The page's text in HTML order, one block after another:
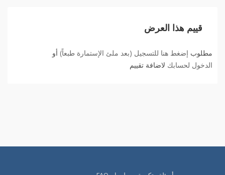
قييم هذا العرض
مطلوب إضغط هنا للتسجيل (بعد ملئ الإستمارة طبعاً) أو
الدخول لحسابك لاضافة تقييم